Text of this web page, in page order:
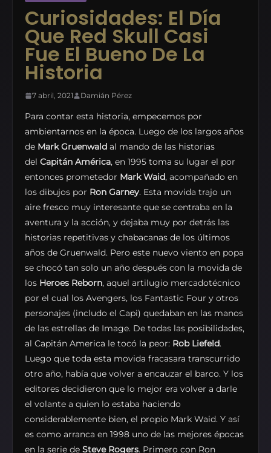
Curiosidades: El Día
Que Red Skull Casi
Fue El Bueno De La
Historia
7 abril, 2021 Damián Pérez
Para contar esta historia, empecemos por
ambientarnos en la época. Luego de los largos años
de Mark Gruenwald al mando de las historias
del Capitán América, en 1995 toma su lugar el por
entonces prometedor Mark Waid, acompañado en
los dibujos por Ron Garney. Esta movida trajo un
aire fresco muy interesante que se centraba en la
aventura y la acción, y dejaba muy por detrás las
historias repetitivas y chabacanas de los últimos
años de Gruenwald. Pero este nuevo viento en popa
se chocó tan solo un año después con la movida de
los Heroes Reborn, aquel artilugio mercadotécnico
por el cual los Avengers, los Fantastic Four y otros
personajes (includo el Capi) quedaban en las manos
de las estrellas de Image. De todas las posibilidades,
al Capitán America le tocó la peor: Rob Liefeld.
Luego que toda esta movida fracasara transcurrido
otro año, había que volver a encauzar el barco. Y los
editores decidieron que lo mejor era volver a darle
el volante a quien lo estaba haciendo
considerablemente bien, el propio Mark Waid. Y así
es como arranca en 1998 uno de las mejores épocas
en la serie de Steve Rogers. Primero con Ron